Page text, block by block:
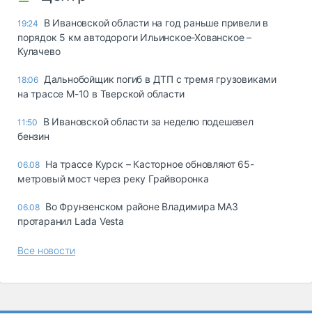
19:24
В Ивановской области на год раньше привели в
порядок 5 км автодороги Ильинское-Хованское –
Кулачево
18:06 Дальнобойщик погиб в ДТП с тремя грузовиками
на трассе М-10 в Тверской области
11:50
В Ивановской области за неделю подешевел
бензин
06.08 На трассе Курск – Касторное обновляют 65-
метровый мост через реку Грайворонка
06.08 Во Фрунзенском районе Владимира МАЗ
протаранил Lada Vesta
Все новости